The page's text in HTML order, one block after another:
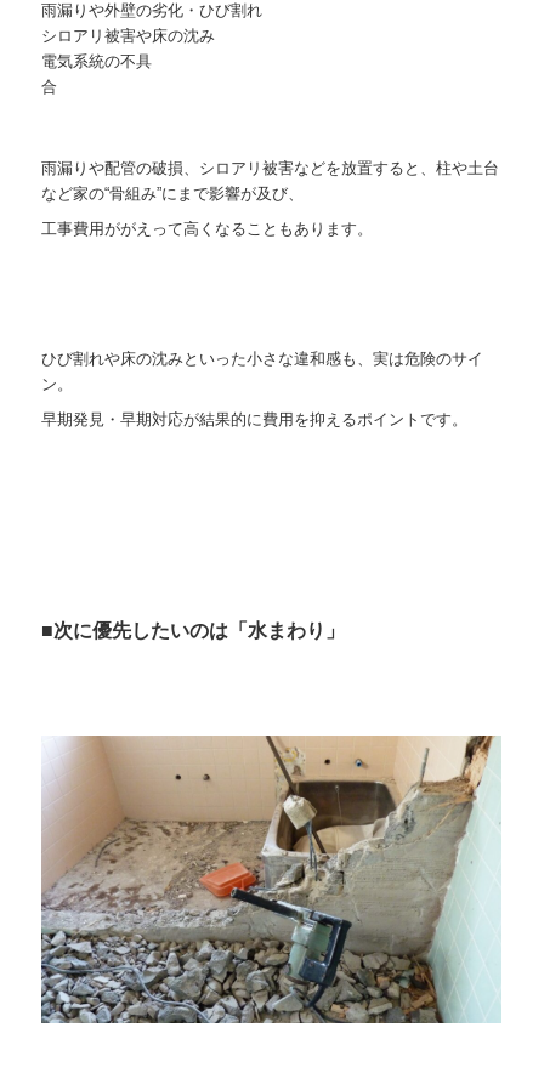
雨漏りや外壁の劣化・ひび割れ
シロアリ被害や床の沈み
電気系統の不具
合
雨漏りや配管の破損、シロアリ被害などを放置すると、柱や土台
など家の“骨組み”にまで影響が及び、
工事費用ががえって高くなることもあります。
ひび割れや床の沈みといった小さな違和感も、実は危険のサイ
ン。
早期発見・早期対応が結果的に費用を抑えるポイントです。
■次に優先したいのは「水まわり」